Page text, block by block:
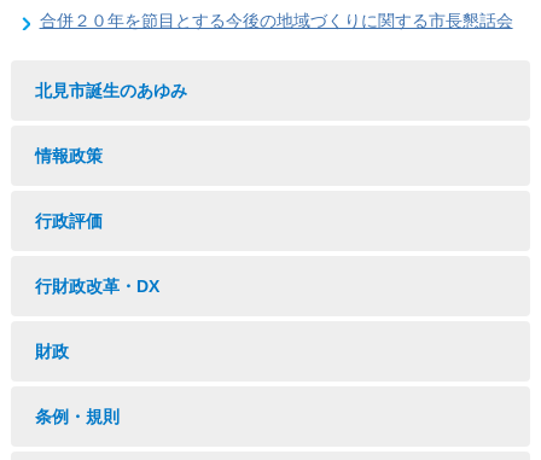
合併２０年を節目とする今後の地域づくりに関する市長懇話会
北見市誕生のあゆみ
情報政策
行政評価
行財政改革・DX
財政
条例・規則